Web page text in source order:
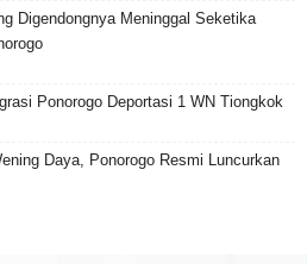
Digendongnya Meninggal Seketika
Ponorogo Deportasi 1 WN Tiongkok
Daya, Ponorogo Resmi Luncurkan